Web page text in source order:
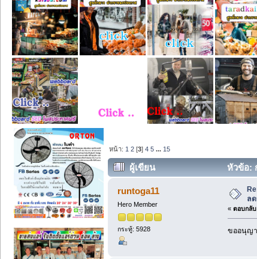
หน้า: 1 2 [3]4 5 ... 15
ผู้เขียน
หัวข้อ:
runtoga11
Hero Member
กระทู้: 5928
ล
« ตอบกลับ
ขออนุญา